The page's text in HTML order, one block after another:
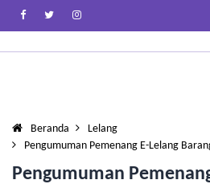
Beranda
Lelang
Pengumuman Pemenang E-Lelang
Pengumuman